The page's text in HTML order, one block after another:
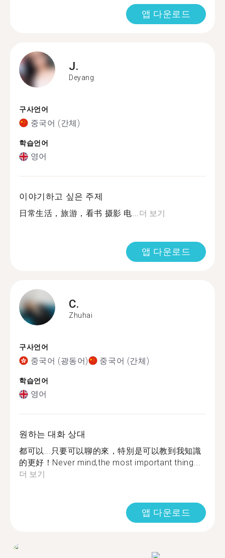
앱 다운로드
J.
Deyang
구사언어
중국어 (간체)
학습언어
영어
이야기하고 싶은 주제
日常生活，旅游，看书 摄影 电...더 보기
앱 다운로드
C.
Zhuhai
구사언어
중국어 (광동어) 중국어 (간체)
학습언어
영어
원하는 대화 상대
都可以...只要可以聊的來，特別是可以教到我知識
的更好！Never mind,the most important thing...
더 보기
앱 다운로드